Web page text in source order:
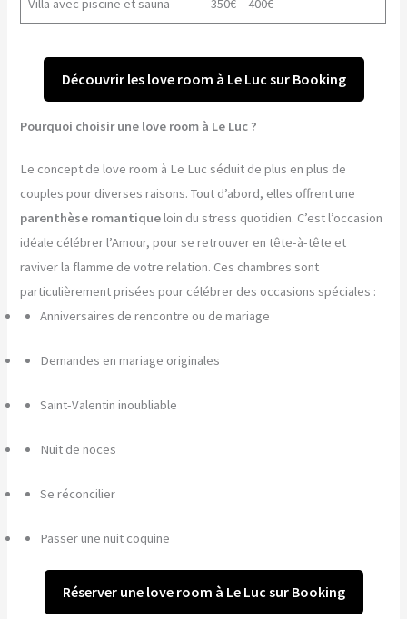
Villa avec piscine et sauna 350€ – 400€
Découvrir les love room à Le Luc sur Booking
Pourquoi choisir une love room à Le Luc ?
Le concept de love room à Le Luc séduit de plus en plus de
couples pour diverses raisons. Tout d’abord, elles offrent une
parenthèse romantiqueloin du stress quotidien. C’est l’occasion
idéale célébrer l’Amour, pour se retrouver en tête-à-tête et
raviver la flamme de votre relation. Ces chambres sont
particulièrement prisées pour célébrer des occasions spéciales :
Anniversaires de rencontre ou de mariage
Demandes en mariage originales
Saint-Valentin inoubliable
Nuit de noces
Se réconcilier
Passer une nuit coquine
Réserver une love room à Le Luc sur Booking